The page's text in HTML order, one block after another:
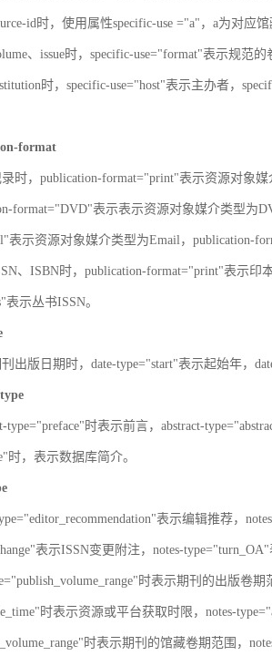
id时，使用属性specific-use ="a"，a为对应
、issue时，specific-use="format"表示规范的
时，specific-use="host"表示主办者，
format
时，publication-format="print"表示资源对象
format="DVD"表示表示资源对象媒介类型为
表示资源对象媒介类型为Email，publication-
、ISBN时，publication-format="print"表示印
表示丛书ISSN。
出版日期时，date-type="start"表示起始年，
type="preface"时表示前言，abstract-
时，表示数据库简介。
表示编辑推荐，
表示ISSN变更附注，notes-
时表示期刊的出版卷
时表示资源或平台获取时限，notes-
时表示期刊的馆藏卷期范围，